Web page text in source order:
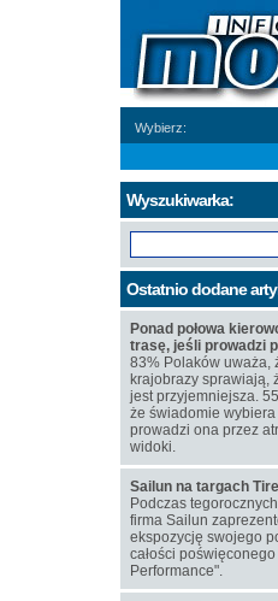
Wybierz:
Wyszukiwarka:
Ostatnio dodane
Ponad połowa
trasę, jeśli prowadzi
83% Polaków uważa,
krajobrazy sprawiają,
jest przyjemniejsza.
że świadomie wybiera
prowadzi ona przez
widoki.
Sailun na targach
Podczas
firma Sailun
ekspozycję swojego
całości
Performance".